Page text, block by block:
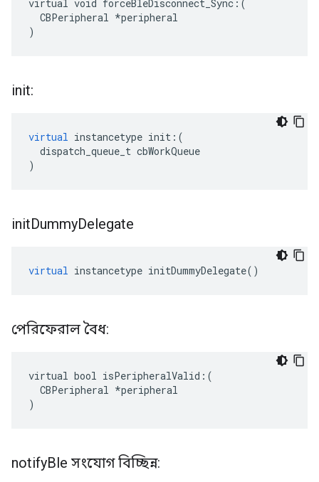
virtual void forceBleDisconnect_Sync:(
  CBPeripheral *peripheral
)
init:
virtual instancetype init :(
dispatch_queue_t cbWorkQueue
)
initDummyDelegate
virtual instancetype initDummyDelegate()
পেরিফেরাল বৈধ:
virtual bool isPeripheralValid:(
  CBPeripheral *peripheral
)
notifyBle সংযোগ বিচ্ছিন্ন: